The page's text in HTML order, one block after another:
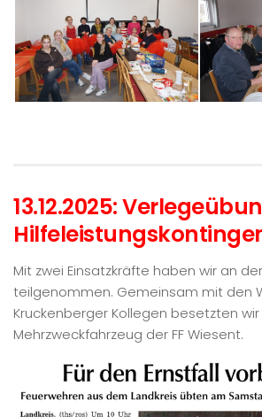
13.12.2025:
Mit zwei Einsatzkräfte haben wir an
teilgenommen. Gemeinsam mit den
Kruckenberger Kollegen besetzten
Mehrzweckfahrzeug der FF Wiesent.